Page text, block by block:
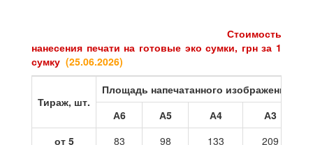
Стоимость
нанесения печати на готовые эко сумки, грн за 1
сумку (25.06.2026)
Тираж, шт.
Площадь напечатанного изображения
А6
А5 А4
А3
от 5
83 98 133
209